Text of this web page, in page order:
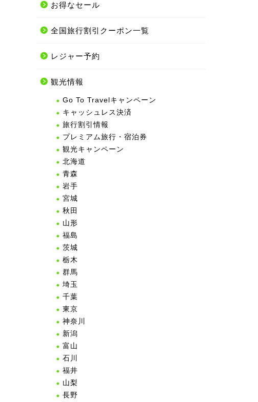
お得なセール
全国旅行割引クーポン一覧
レジャー予約
観光情報
Go To Travelキャンペーン
キャッシュレス決済
旅行割引情報
プレミアム旅行・宿泊券
観光キャンペーン
北海道
青森
岩手
宮城
秋田
山形
福島
茨城
栃木
群馬
埼玉
千葉
東京
神奈川
新潟
富山
石川
福井
山梨
長野